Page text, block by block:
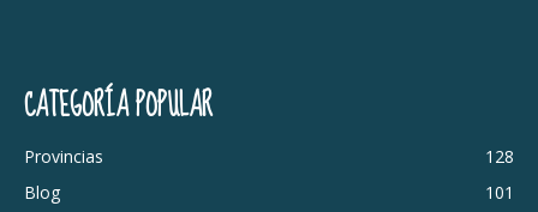
CATEGORÍA POPULAR
Provincias
128
Blog
101